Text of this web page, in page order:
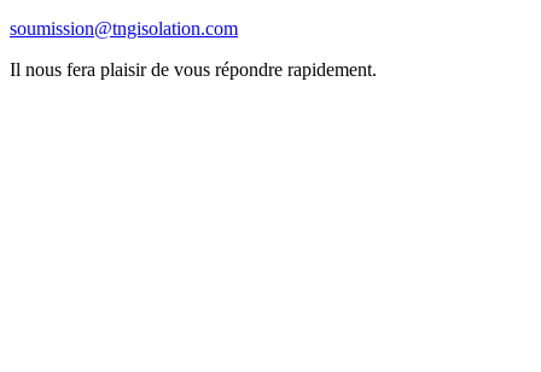
soumission@tngisolation.com
Il nous fera plaisir de vous répondre rapidement.